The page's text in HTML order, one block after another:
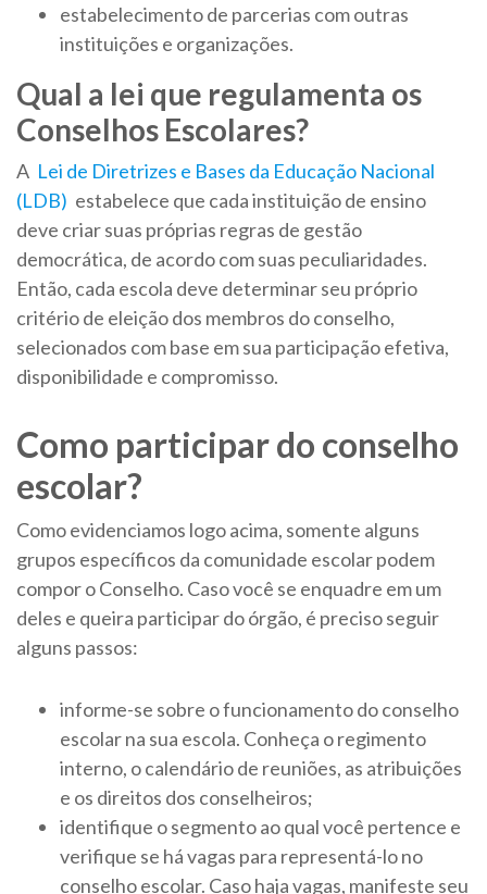
estabelecimento de parcerias com outras
instituições e organizações.
Qual a lei que regulamenta os
Conselhos Escolares?
A Lei de Diretrizes e Bases da Educação Nacional
(LDB) estabelece que cada instituição de ensino
deve criar suas próprias regras de gestão
democrática, de acordo com suas peculiaridades.
Então, cada escola deve determinar seu próprio
critério de eleição dos membros do conselho,
selecionados com base em sua participação efetiva,
disponibilidade e compromisso.
Como participar do conselho
escolar?
Como evidenciamos logo acima, somente alguns
grupos específicos da comunidade escolar podem
compor o Conselho. Caso você se enquadre em um
deles e queira participar do órgão, é preciso seguir
alguns passos:
informe-se sobre o funcionamento do conselho
escolar na sua escola. Conheça o regimento
interno, o calendário de reuniões, as atribuições
e os direitos dos conselheiros;
identifique o segmento ao qual você pertence e
verifique se há vagas para representá-lo no
conselho escolar. Caso haja vagas, manifeste seu